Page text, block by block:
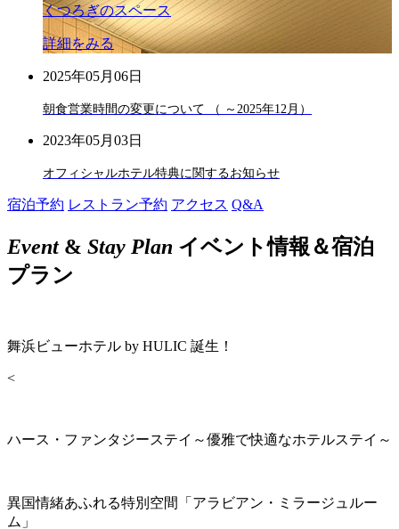
くつろぎのスペース
詳細をみる
2025年05月06日
朝食営業時間の変更について （ ～2025年12月）
2023年05月03日
オフィシャルホテル特典に関するお知らせ
宿泊予約 レストラン予約 アクセス Q&A
Event& Stay Plan イベント情報＆宿泊
プラン
舞浜ビューホテル by HULIC 誕生！
<
ハース・ファンタジーステイ～優雅で快適なホテルステイ～
異国情緒あふれる特別空間「アラビアン・ミラージュルー
ム」